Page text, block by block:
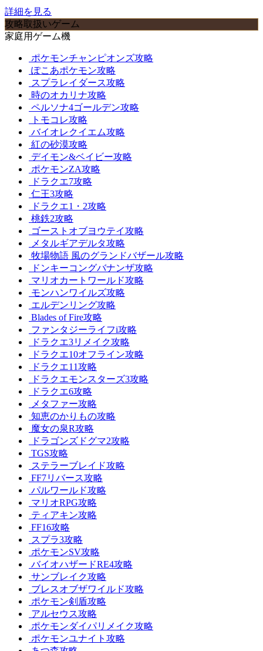
詳細を見る
攻略取扱いゲーム
家庭用ゲーム機
ポケモンチャンピオンズ攻略
ぽこあポケモン攻略
スプラレイダース攻略
時のオカリナ攻略
ペルソナ4ゴールデン攻略
トモコレ攻略
バイオレクイエム攻略
紅の砂漠攻略
デイモン&ベイビー攻略
ポケモンZA攻略
ドラクエ7攻略
仁王3攻略
ドラクエ1・2攻略
桃鉄2攻略
ゴーストオブヨウテイ攻略
メタルギアデルタ攻略
牧場物語 風のグランドバザール攻略
ドンキーコングバナンザ攻略
マリオカートワールド攻略
モンハンワイルズ攻略
エルデンリング攻略
Blades of Fire攻略
ファンタジーライフi攻略
ドラクエ3リメイク攻略
ドラクエ10オフライン攻略
ドラクエ11攻略
ドラクエモンスターズ3攻略
ドラクエ6攻略
メタファー攻略
知恵のかりもの攻略
魔女の泉R攻略
ドラゴンズドグマ2攻略
TGS攻略
ステラーブレイド攻略
FF7リバース攻略
パルワールド攻略
マリオRPG攻略
ティアキン攻略
FF16攻略
スプラ3攻略
ポケモンSV攻略
バイオハザードRE4攻略
サンブレイク攻略
ブレスオブザワイルド攻略
ポケモン剣盾攻略
アルセウス攻略
ポケモンダイパリメイク攻略
ポケモンユナイト攻略